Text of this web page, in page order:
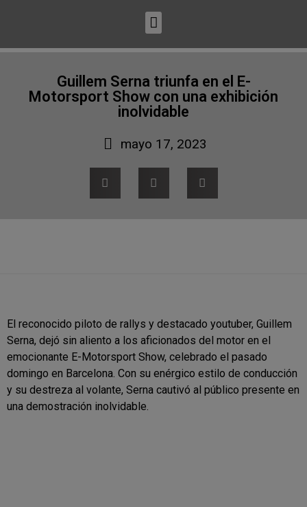
Guillem Serna triunfa en el E-
Motorsport Show con una exhibición
inolvidable
mayo 17, 2023
El reconocido piloto de rallys y destacado youtuber, Guillem
Serna, dejó sin aliento a los aficionados del motor en el
emocionante E-Motorsport Show, celebrado el pasado
domingo en Barcelona. Con su enérgico estilo de conducción
y su destreza al volante, Serna cautivó al público presente en
una demostración inolvidable.